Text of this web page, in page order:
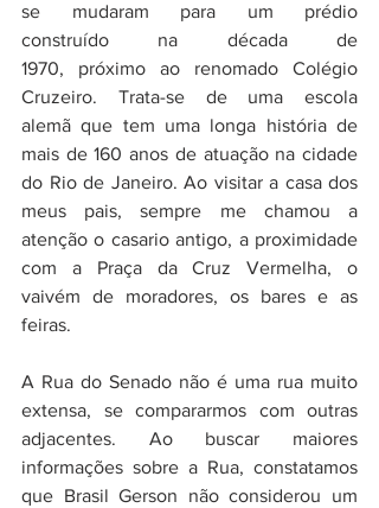
se mudaram para um prédio
construído na década de
1970, próximo ao renomado Colégio
Cruzeiro. Trata-se de uma escola
alemã que tem uma longa história de
mais de 160 anos de atuação na cidade
do Rio de Janeiro. Ao visitar a casa dos
meus pais, sempre me chamou a
atenção o casario antigo, a proximidade
com a Praça da Cruz Vermelha, o
vaivém de moradores, os bares e as
feiras.
A Rua do Senado não é uma rua muito
extensa, se compararmos com outras
adjacentes. Ao buscar maiores
informações sobre a Rua, constatamos
que Brasil Gerson não considerou um